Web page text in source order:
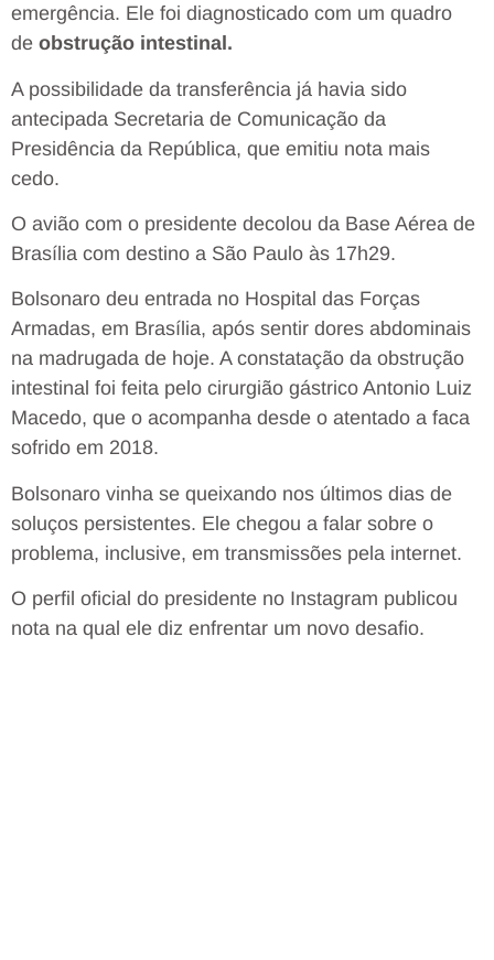
emergência. Ele foi diagnosticado com um quadro
de obstrução intestinal.
A possibilidade da transferência já havia sido
antecipada Secretaria de Comunicação da
Presidência da República, que emitiu nota mais
cedo.
O avião com o presidente decolou da Base Aérea de
Brasília com destino a São Paulo às 17h29.
Bolsonaro deu entrada no Hospital das Forças
Armadas, em Brasília, após sentir dores abdominais
na madrugada de hoje. A constatação da obstrução
intestinal foi feita pelo cirurgião gástrico Antonio Luiz
Macedo, que o acompanha desde o atentado a faca
sofrido em 2018.
Bolsonaro vinha se queixando nos últimos dias de
soluços persistentes. Ele chegou a falar sobre o
problema, inclusive, em transmissões pela internet.
O perfil oficial do presidente no Instagram publicou
nota na qual ele diz enfrentar um novo desafio.